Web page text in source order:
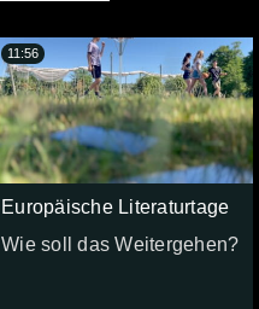
Europäische Literaturtage
Wie soll das Weitergehen?
11:56